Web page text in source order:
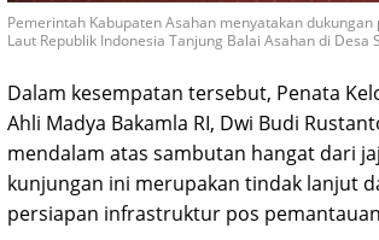
Pemerintah Kabupaten Asahan menyatakan
Laut Republik Indonesia Tanjung Balai Asahan di Desa
​Dalam kesempatan tersebut, Penata
Ahli Madya Bakamla RI, Dwi Budi
mendalam atas sambutan hangat dari
kunjungan ini merupakan tindak lanjut
persiapan infrastruktur pos